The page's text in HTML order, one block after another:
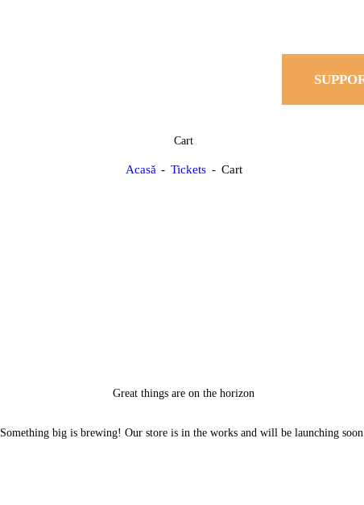
Cart
Acasă Tickets Cart
Great things are on the horizon
Something big is brewing! Our store is in the works and will be launching